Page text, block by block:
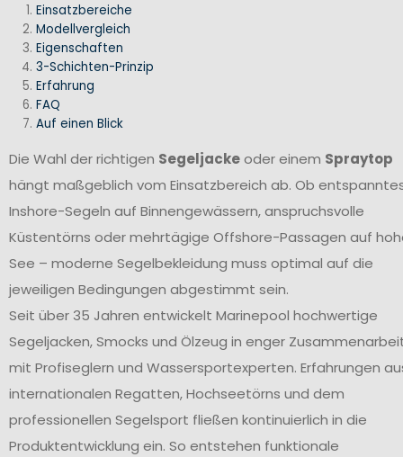
Einsatzbereiche
Modellvergleich
Eigenschaften
3-Schichten-Prinzip
Erfahrung
FAQ
Auf einen Blick
Die Wahl der richtigen Segeljackeoder einem Spraytop
hängt maßgeblich vom Einsatzbereich ab. Ob
Inshore-Segeln auf Binnengewässern, anspruchsvolle
Küstentörns oder mehrtägige Offshore-Passagen auf
See – moderne Segelbekleidung muss optimal auf die
jeweiligen Bedingungen abgestimmt sein.
Seit über 35 Jahren entwickelt Marinepool hochwertige
Segeljacken, Smocks und Ölzeug in enger
mit Profiseglern und Wassersportexperten. Erfahrungen
internationalen Regatten, Hochseetörns und dem
professionellen Segelsport fließen kontinuierlich in die
Produktentwicklung ein. So entstehen funktionale